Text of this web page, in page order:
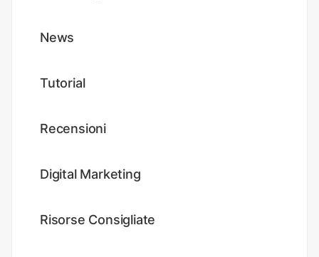
News
Tutorial
Recensioni
Digital Marketing
Risorse Consigliate